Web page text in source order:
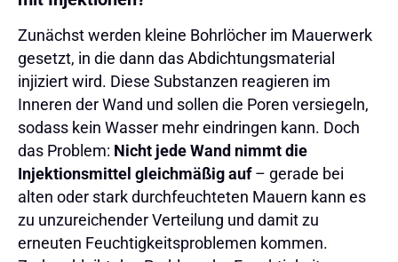
Zunächst werden kleine Bohrlöcher im Mauerwerk
gesetzt, in die dann das Abdichtungsmaterial
injiziert wird. Diese Substanzen reagieren im
Inneren der Wand und sollen die Poren versiegeln,
sodass kein Wasser mehr eindringen kann. Doch
das Problem: Nicht jede Wand nimmt die
Injektionsmittel gleichmäßig auf– gerade bei
alten oder stark durchfeuchteten Mauern kann es
zu unzureichender Verteilung und damit zu
erneuten Feuchtigkeitsproblemen kommen.